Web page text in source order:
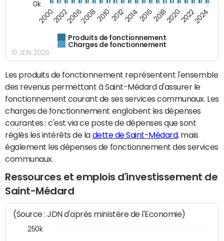
Produits de fonctionnement
Charges de fonctionnement
200020022006200820102012201420162018202020222024
0k
© JDN 2026
Les produits de fonctionnement représentent l'ensemble
des revenus permettant à Saint-Médard d'assurer le
fonctionnement courant de ses services communaux. Les
charges de fonctionnement englobent les dépenses
courantes : c'est via ce poste de dépenses que sont
réglés les intérêts de la dette de Saint-Médard, mais
également les dépenses de fonctionnement des services
communaux.
Ressources et emplois d'investissement de
Saint-Médard
(Source : JDN d'après ministère de l'Economie)
250k